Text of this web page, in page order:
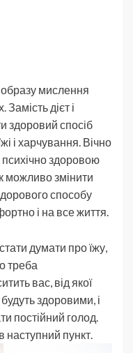
мислення
дієт і
здоровий спосіб
і харчування. Вічно
психічно здоровою
змінити
способу
і на все життя.
думати про їжу,
треба
вас, від якої
здоровими, і
постійний голод.
наступний пункт.